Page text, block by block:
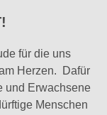
für die uns
Herzen. Dafür
und Erwachsene
Menschen